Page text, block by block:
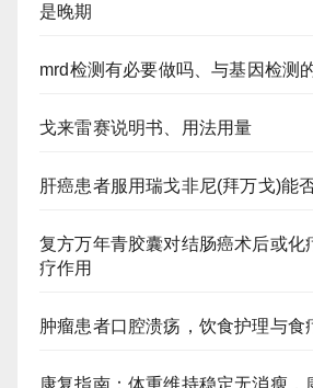
是晚期
mrd检测有必要做吗、与基因检测
戈来雷赛说明书、用法用量
肝癌患者服用瑞戈非尼(拜万戈)能
复方万年青胶囊对结肠癌术后或化
疗作用
肿瘤患者口腔溃疡，饮食护理与食
康复指南：体重维持稳定无消瘦，